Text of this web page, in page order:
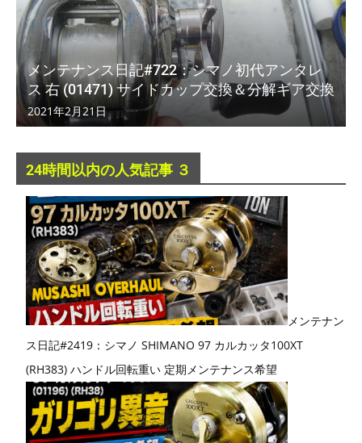
メンテナンス日記#722：シマノ初代アンタレ
ス 右 (01471) サイドカップ交換＆分解ギア交換
2021年2月21日
24時間以内の人気記事 ３
メンテナン
ス日記#2419：シマノ SHIMANO 97 カルカッタ100XT
(RH383) ハンドル回転重い 定期メンテナンス希望